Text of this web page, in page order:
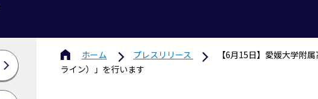
ホーム プレスリリース
【6月15日】愛媛大学附
ライン）」を行います